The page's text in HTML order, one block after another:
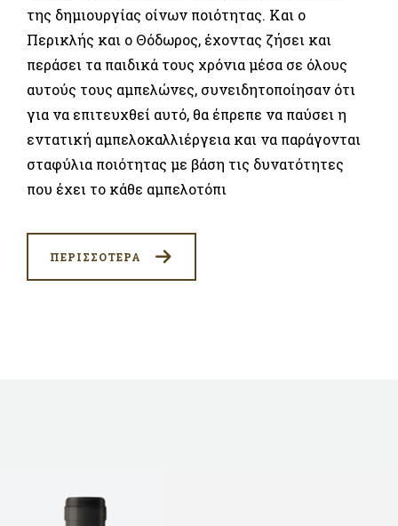
της δημιουργίας οίνων ποιότητας. Και ο
Περικλής και ο Θόδωρος, έχοντας ζήσει και
περάσει τα παιδικά τους χρόνια μέσα σε όλους
αυτούς τους αμπελώνες, συνειδητοποίησαν ότι
για να επιτευχθεί αυτό, θα έπρεπε να παύσει η
εντατική αμπελοκαλλιέργεια και να παράγονται
σταφύλια ποιότητας με βάση τις δυνατότητες
που έχει το κάθε αμπελοτόπι
ΠΕΡΙΣΣΟΤΕΡΑ